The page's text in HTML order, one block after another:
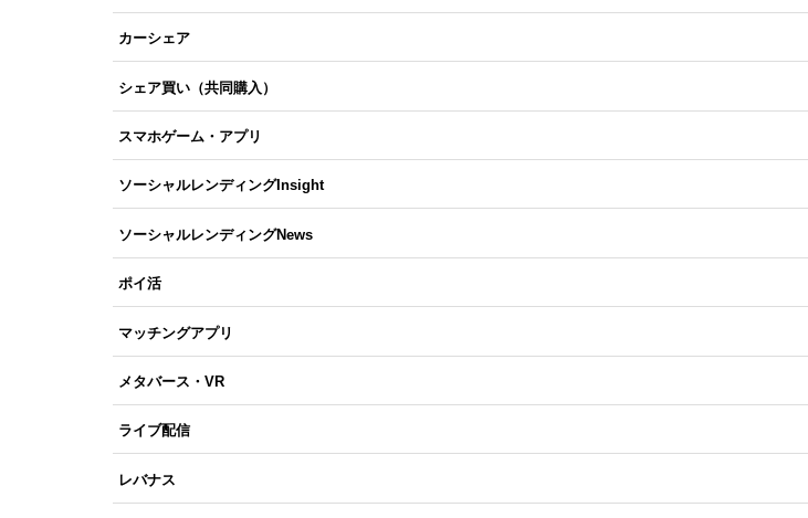
カーシェア
シェア買い（共同購入）
スマホゲーム・アプリ
ソーシャルレンディングInsight
ソーシャルレンディングNews
ポイ活
マッチングアプリ
メタバース・VR
ライブ配信
レバナス